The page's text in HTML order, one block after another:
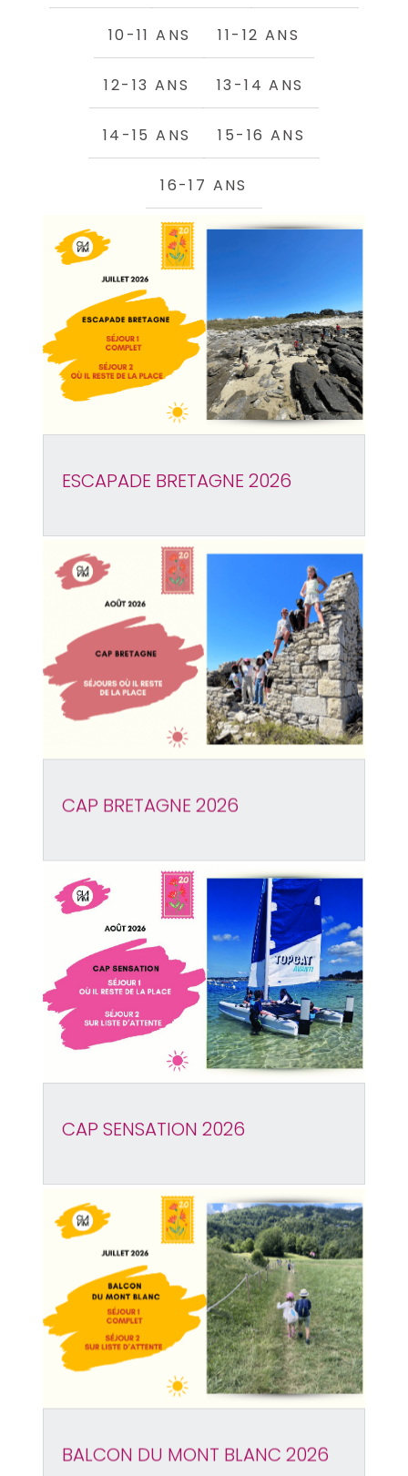
10-11 ANS 11-12 ANS
12-13 ANS 13-14 ANS
14-15 ANS 15-16 ANS
16-17 ANS
ESCAPADE BRETAGNE 2026
CAP BRETAGNE 2026
CAP SENSATION 2026
BALCON DU MONT BLANC 2026